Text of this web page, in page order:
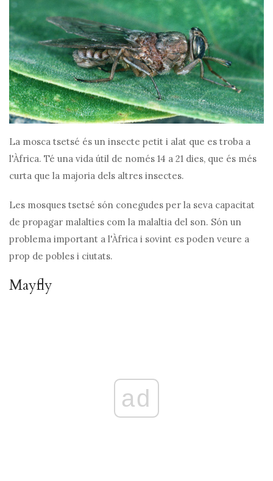
La mosca tsetsé és un insecte petit i alat que es troba a
l'Àfrica. Té una vida útil de només 14 a 21 dies, que és més
curta que la majoria dels altres insectes.
Les mosques tsetsé són conegudes per la seva capacitat
de propagar malalties com la malaltia del son. Són un
problema important a l'Àfrica i sovint es poden veure a
prop de pobles i ciutats.
Mayfly
ad